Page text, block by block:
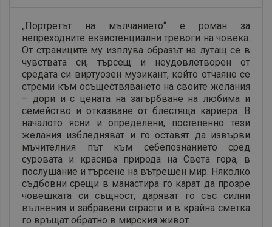
„Портретът на мълчанието“ е роман за
непреходните екзистенциални тревоги на човека.
От страниците му изплува образът на лутащ се в
чувствата си, търсещ и неудовлетворен от
средата си виртуозен музикант, който отчаяно се
стреми към осъществяването на своите желания
– дори и с цената на загърбване на любима и
семейство и отказване от блестяща кариера. В
началото ясни и определени, постепенно тези
желания избледняват и го оставят да извърви
мъчителния път към себепознанието сред
суровата и красива природа на Света гора, в
послушание и търсене на вътрешен мир. Няколко
съдбовни срещи в манастира го карат да прозре
човешката си същност, даряват го със силни
вълнения и забравени страсти и в крайна сметка
го връщат обратно в мирския живот.